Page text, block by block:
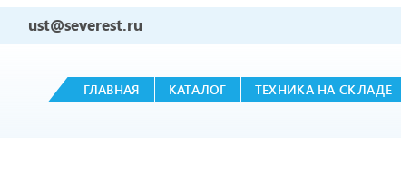
ust@severest.ru
ГЛАВНАЯ КАТАЛОГ ТЕХНИКА НА СКЛАДЕ